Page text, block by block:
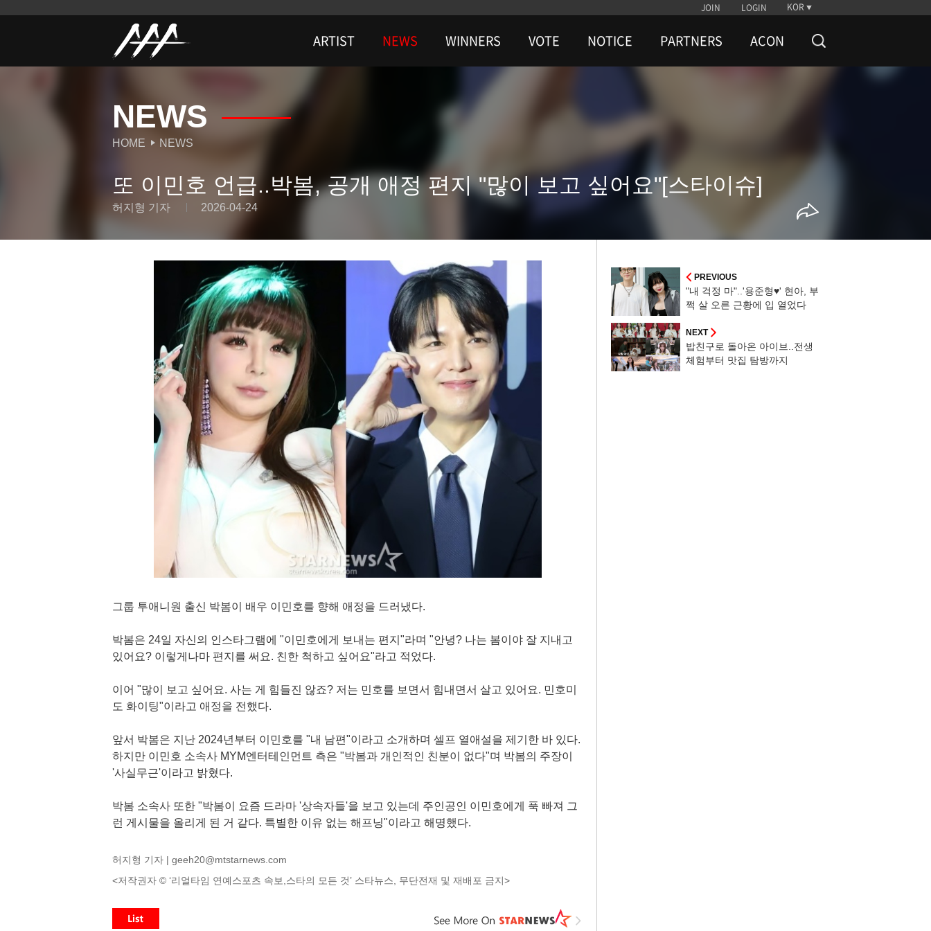
JOIN LOGIN KOR
ARTIST NEWS WINNERS VOTE NOTICE PARTNERS ACON
NEWS
HOME NEWS
또 이민호 언급..박봄, 공개 애정 편지 "많이 보고 싶어요"[스타이슈]
허지형 기자 2026-04-24
그룹 투애니원 출신 박봄이 배우 이민호를 향해 애정을 드러냈다.
박봄은 24일 자신의 인스타그램에 "이민호에게 보내는 편지"라며 "안녕? 나는 봄이야 잘 지내고
있어요? 이렇게나마 편지를 써요. 친한 척하고 싶어요"라고 적었다.
이어 "많이 보고 싶어요. 사는 게 힘들진 않죠? 저는 민호를 보면서 힘내면서 살고 있어요. 민호미
도 화이팅"이라고 애정을 전했다.
앞서 박봄은 지난 2024년부터 이민호를 "내 남편"이라고 소개하며 셀프 열애설을 제기한 바 있다.
하지만 이민호 소속사 MYM엔터테인먼트 측은 "박봄과 개인적인 친분이 없다"며 박봄의 주장이
'사실무근'이라고 밝혔다.
박봄 소속사 또한 "박봄이 요즘 드라마 '상속자들'을 보고 있는데 주인공인 이민호에게 푹 빠져 그
런 게시물을 올리게 된 거 같다. 특별한 이유 없는 해프닝"이라고 해명했다.
허지형 기자 | geeh20@mtstarnews.com
<저작권자 © ‘리얼타임 연예스포츠 속보,스타의 모든 것’ 스타뉴스, 무단전재 및 재배포 금지>
PREVIOUS
"내 걱정 마"..'용준형♥' 현아, 부
쩍 살 오른 근황에 입 열었다
NEXT
밥친구로 돌아온 아이브..전생
체험부터 맛집 탐방까지